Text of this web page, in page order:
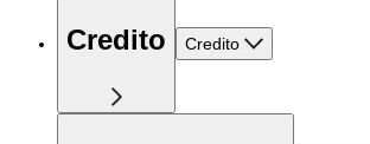
Credito Credito